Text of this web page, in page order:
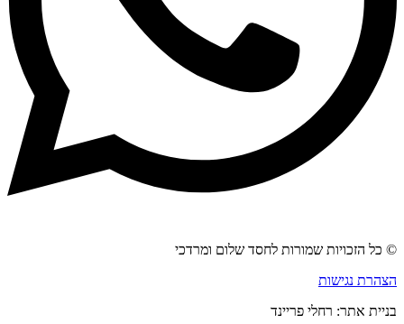
© כל הזכויות שמורות לחסד שלום ומרדכי
הצהרת נגישות
בניית אתר: רחלי פריינד